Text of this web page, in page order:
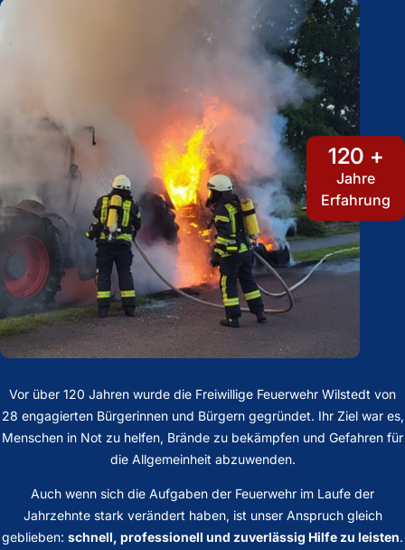
120 +
Jahre
Erfahrung
Vor über 120 Jahren wurde die Freiwillige Feuerwehr Wilstedt von
28 engagierten Bürgerinnen und Bürgern gegründet. Ihr Ziel war es,
Menschen in Not zu helfen, Brände zu bekämpfen und Gefahren für
die Allgemeinheit abzuwenden.
Auch wenn sich die Aufgaben der Feuerwehr im Laufe der
Jahrzehnte stark verändert haben, ist unser Anspruch gleich
geblieben: schnell, professionell und zuverlässig Hilfe zu leisten.